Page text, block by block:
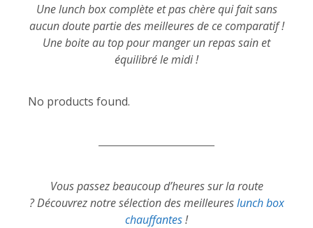
Une lunch box complète et pas chère qui fait sans
aucun doute partie des meilleures de ce comparatif !
Une boite au top pour manger un repas sain et
équilibré le midi !
No products found.
Vous passez beaucoup d’heures sur la route
?Découvrez notre sélection des meilleureslunch box
chauffantes!